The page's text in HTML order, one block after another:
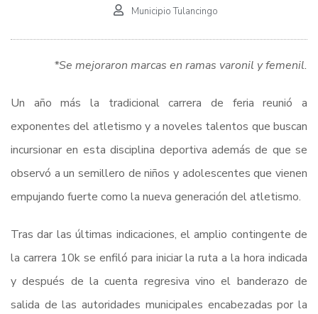
Municipio Tulancingo
*Se mejoraron marcas en ramas varonil y femenil.
Un año más la tradicional carrera de feria reunió a
exponentes del atletismo y a noveles talentos que buscan
incursionar en esta disciplina deportiva además de que se
observó a un semillero de niños y adolescentes que vienen
empujando fuerte como la nueva generación del atletismo.
Tras dar las últimas indicaciones, el amplio contingente de
la carrera 10k se enfiló para iniciar la ruta a la hora indicada
y después de la cuenta regresiva vino el banderazo de
salida de las autoridades municipales encabezadas por la